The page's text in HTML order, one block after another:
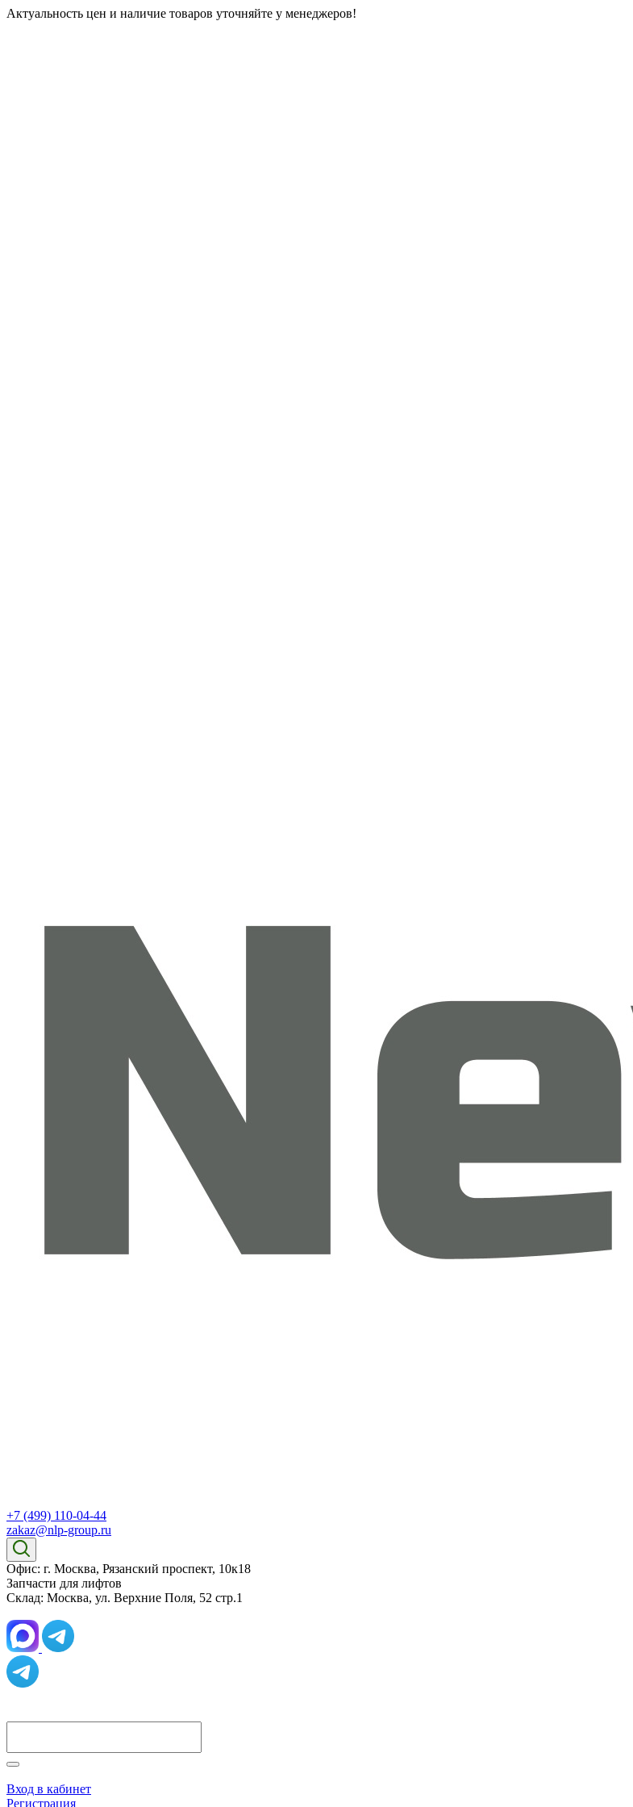
Актуальность цен и наличие товаров уточняйте у менеджеров!
+7 (499) 110-04-44
zakaz@nlp-group.ru
Офис: г. Москва, Рязанский проспект, 10к18
Запчасти для лифтов
Склад: Москва, ул. Верхние Поля, 52 стр.1
Вход в кабинет
Регистрация